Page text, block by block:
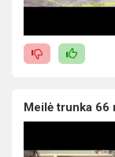
Meilė trunka 66